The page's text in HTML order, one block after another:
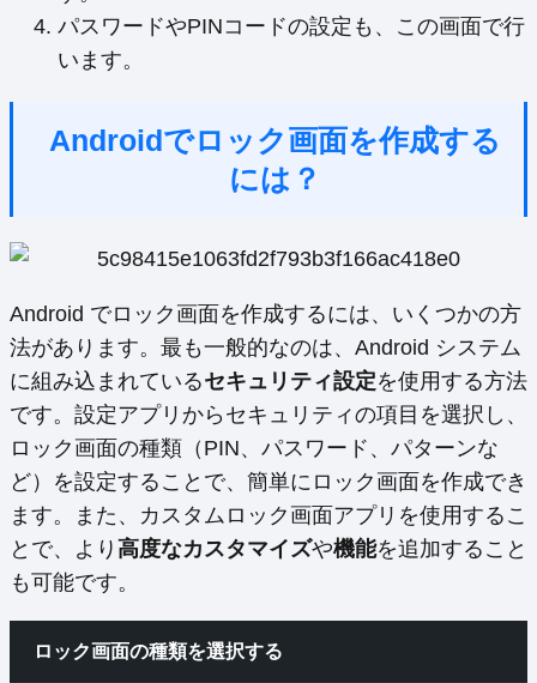
パスワードやPINコードの設定も、この画面で行
います。
Androidでロック画面を作成する
には？
Android でロック画面を作成するには、いくつかの方
法があります。最も一般的なのは、Android システム
に組み込まれているセキュリティ設定を使用する方法
です。設定アプリからセキュリティの項目を選択し、
ロック画面の種類（PIN、パスワード、パターンな
ど）を設定することで、簡単にロック画面を作成でき
ます。また、カスタムロック画面アプリを使用するこ
とで、より 高度なカスタマイズや機能を追加すること
も可能です。
ロック画面の種類を選択する